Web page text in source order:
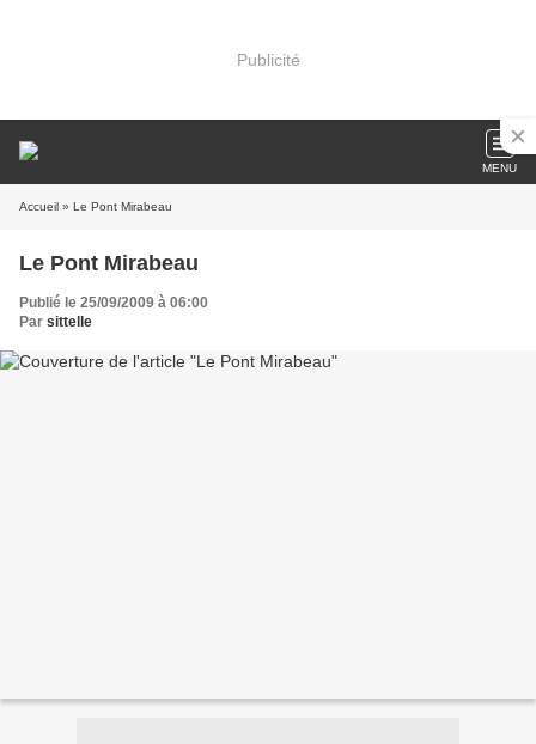
Publicité
MENU
Accueil » Le Pont Mirabeau
Le Pont Mirabeau
Publié le 25/09/2009 à 06:00
Par sittelle